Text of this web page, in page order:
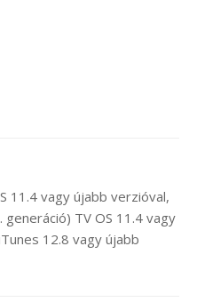
11.4 vagy újabb verzióval,
TV OS 11.4 vagy
12.8 vagy újabb